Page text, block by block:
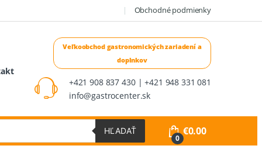
Obchodné podmienky
+421 908 837 430 | +421 948 331 081
info@gastrocenter.sk
HĽADAŤ
0
€0.00